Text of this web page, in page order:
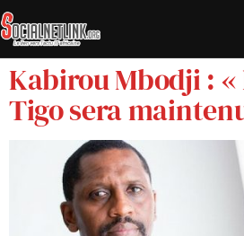
Kabirou Mbodji :
Tigo sera